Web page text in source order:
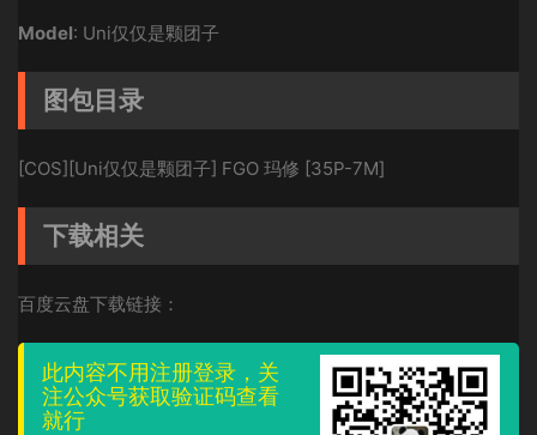
Model: Uni仅仅是颗团子
图包目录
[COS][Uni仅仅是颗团子] FGO 玛修 [35P-7M]
下载相关
百度云盘下载链接：
此内容不用注册登录，关
注公众号获取验证码查看
就行